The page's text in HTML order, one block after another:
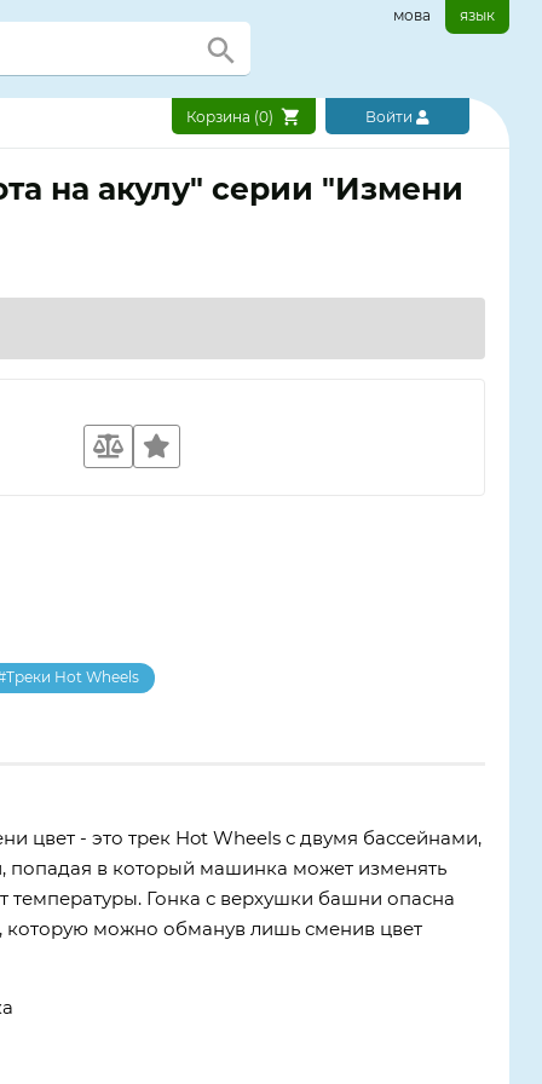
мова язык
Корзина (0) Войти
на акулу" серии "Измени
Hot Wheels
цвет - это трек Hot Wheels с двумя бассейнами,
попадая в который машинка может изменять
температуры. Гонка с верхушки башни опасна
которую можно обманув лишь сменив цвет